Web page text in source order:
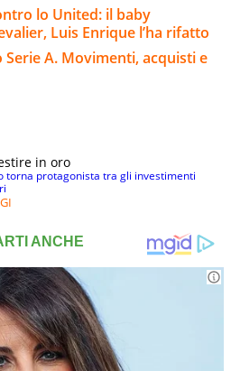
lo United: il baby
Luis Enrique l’ha rifatto
A. Movimenti, acquisti e
in oro
torna protagonista tra gli investimenti